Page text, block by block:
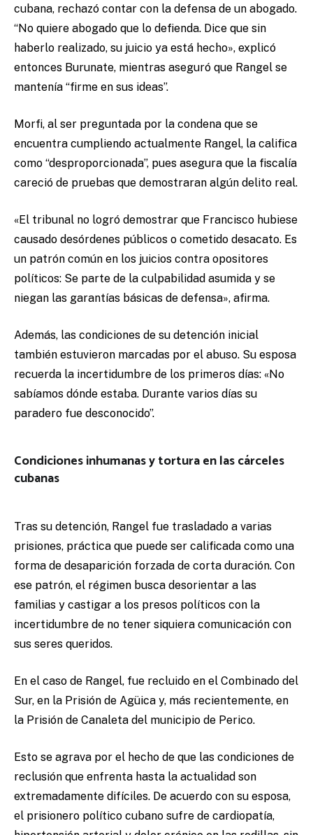
cubana, rechazó contar con la defensa de un abogado.
“No quiere abogado que lo defienda. Dice que sin
haberlo realizado, su juicio ya está hecho», explicó
entonces Burunate, mientras aseguró que Rangel se
mantenía “firme en sus ideas”.
Morfi, al ser preguntada por la condena que se
encuentra cumpliendo actualmente Rangel, la califica
como “desproporcionada”, pues asegura que la fiscalía
careció de pruebas que demostraran algún delito real.
«El tribunal no logró demostrar que Francisco hubiese
causado desórdenes públicos o cometido desacato. Es
un patrón común en los juicios contra opositores
políticos: Se parte de la culpabilidad asumida y se
niegan las garantías básicas de defensa», afirma.
Además, las condiciones de su detención inicial
también estuvieron marcadas por el abuso. Su esposa
recuerda la incertidumbre de los primeros días: «No
sabíamos dónde estaba. Durante varios días su
paradero fue desconocido”.
Condiciones inhumanas y tortura en las cárceles
cubanas
Tras su detención, Rangel fue trasladado a varias
prisiones, práctica que puede ser calificada como una
forma de desaparición forzada de corta duración. Con
ese patrón, el régimen busca desorientar a las
familias y castigar a los presos políticos con la
incertidumbre de no tener siquiera comunicación con
sus seres queridos.
En el caso de Rangel, fue recluido en el Combinado del
Sur, en la Prisión de Agüica y, más recientemente, en
la Prisión de Canaleta del municipio de Perico.
Esto se agrava por el hecho de que las condiciones de
reclusión que enfrenta hasta la actualidad son
extremadamente difíciles. De acuerdo con su esposa,
el prisionero político cubano sufre de cardiopatía,